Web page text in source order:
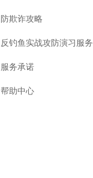
Foxmail
Outlook
Windows Live Mail
Android
快速入门
特色功能
基本功能
管理功能
防欺诈攻略
识别技巧
欺诈邮件案例
举报方法
反钓鱼实战攻防演习服务
服务承诺
帮助中心